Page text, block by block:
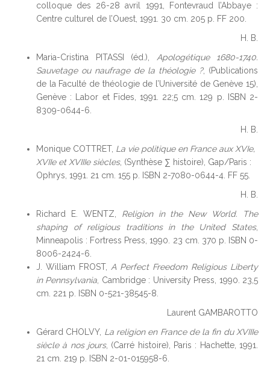
colloque des 26-28 avril 1991, Fontevraud l’Abbaye :
Centre culturel de l’Ouest, 1991. 30 cm. 205 p. FF 200.
H. B.
Maria-Cristina PITASSI (éd.), Apologétique 1680-1740.
Sauvetage ou naufrage de la théologie ?, (Publications
de la Faculté de théologie de l’Université de Genève 15),
Genève : Labor et Fides, 1991. 22;5 cm. 129 p. ISBN 2-
8309-0644-6.
H. B.
Monique COTTRET, La vie politique en France aux XVIe,
XVIIe et XVIIIe siècles, (Synthèse ∑ histoire), Gap/Paris :
Ophrys, 1991. 21 cm. 155 p. ISBN 2-7080-0644-4. FF 55.
H. B.
Richard E. WENTZ, Religion in the New World. The
shaping of religious traditions in the United States,
Minneapolis : Fortress Press, 1990. 23 cm. 370 p. ISBN 0-
8006-2424-6.
J. William FROST, A Perfect Freedom Religious Liberty
in Pennsylvania , Cambridge : University Press, 1990. 23,5
cm. 221 p. ISBN 0-521-38545-8.
Laurent GAMBAROTTO
Gérard CHOLVY, La religion en France de la fin du XVIIIe
siècle à nos jours, (Carré histoire), Paris : Hachette, 1991.
21 cm. 219 p. ISBN 2-01-015958-6.